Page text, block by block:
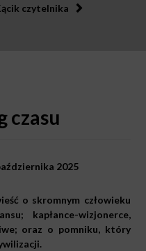
czytelnika
czasu
2025
o skromnym człowieku
kapłance-wizjonerce,
oraz o pomniku, który